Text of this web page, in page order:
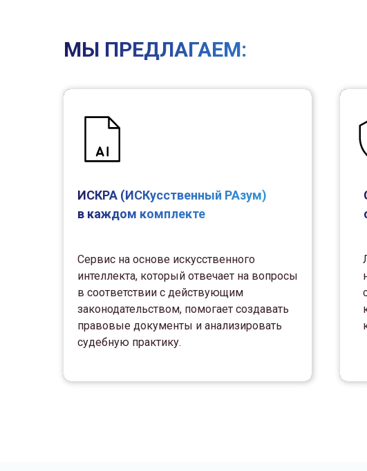
МЫ ПРЕДЛАГАЕМ:
ИСКРА (ИСКусственный РАзум)
в каждом комплекте
Сервис на основе искусственного
интеллекта, который отвечает на вопросы
в соответствии с действующим
законодательством, помогает создавать
правовые документы и анализировать
судебную практику.